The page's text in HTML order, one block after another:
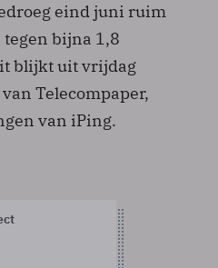
eind juni ruim
tegen bijna 1,8
blijkt uit vrijdag
Telecompaper,
van iPing.